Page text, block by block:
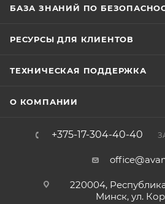
БАЗА ЗНАНИЙ ПО
РЕСУРСЫ ДЛЯ КЛИЕНТОВ
ТЕХНИЧЕСКАЯ ПОДДЕРЖКА
О КОМПАНИИ
+375-17-304-40-40
220004,
Минск, ул.